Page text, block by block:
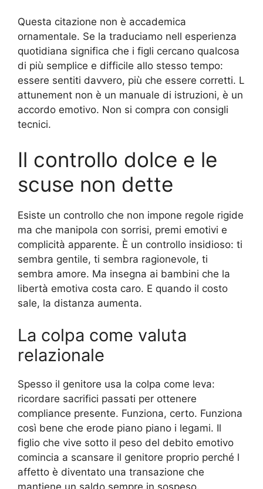
Questa citazione non è accademica
ornamentale. Se la traduciamo nell esperienza
quotidiana significa che i figli cercano qualcosa
di più semplice e difficile allo stesso tempo:
essere sentiti davvero, più che essere corretti. L
attunement non è un manuale di istruzioni, è un
accordo emotivo. Non si compra con consigli
tecnici.
Il controllo dolce e le
scuse non dette
Esiste un controllo che non impone regole rigide
ma che manipola con sorrisi, premi emotivi e
complicità apparente. È un controllo insidioso: ti
sembra gentile, ti sembra ragionevole, ti
sembra amore. Ma insegna ai bambini che la
libertà emotiva costa caro. E quando il costo
sale, la distanza aumenta.
La colpa come valuta
relazionale
Spesso il genitore usa la colpa come leva:
ricordare sacrifici passati per ottenere
compliance presente. Funziona, certo. Funziona
così bene che erode piano piano i legami. Il
figlio che vive sotto il peso del debito emotivo
comincia a scansare il genitore proprio perché l
affetto è diventato una transazione che